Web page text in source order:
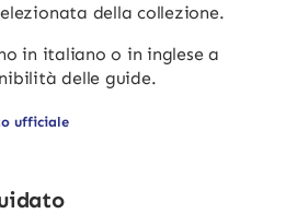
della collezione.
in italiano o in inglese a
delle guide.
ufficiale